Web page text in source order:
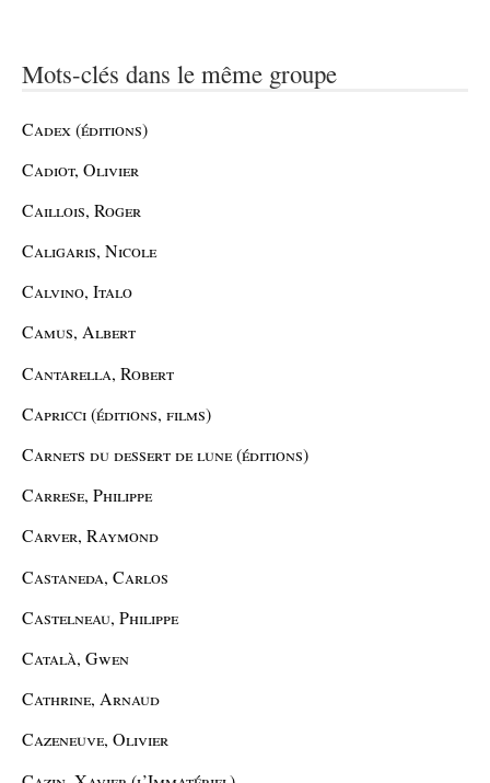
Mots-clés dans le même groupe
Cadex (éditions)
Cadiot, Olivier
Caillois, Roger
Caligaris, Nicole
Calvino, Italo
Camus, Albert
Cantarella, Robert
Capricci (éditions, films)
Carnets du dessert de lune (éditions)
Carrese, Philippe
Carver, Raymond
Castaneda, Carlos
Castelneau, Philippe
Català, Gwen
Cathrine, Arnaud
Cazeneuve, Olivier